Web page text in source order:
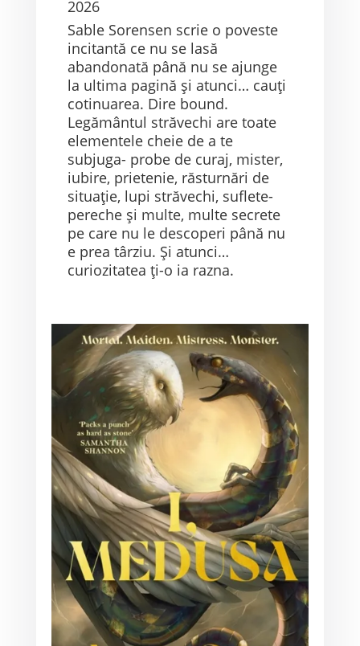
2026
Sable Sorensen scrie o poveste
incitantă ce nu se lasă
abandonată până nu se ajunge
la ultima pagină și atunci… cauți
cotinuarea. Dire bound.
Legământul străvechi are toate
elementele cheie de a te
subjuga- probe de curaj, mister,
iubire, prietenie, răsturnări de
situație, lupi străvechi, suflete-
pereche și multe, multe secrete
pe care nu le descoperi până nu
e prea târziu. Și atunci…
curiozitatea ți-o ia razna.